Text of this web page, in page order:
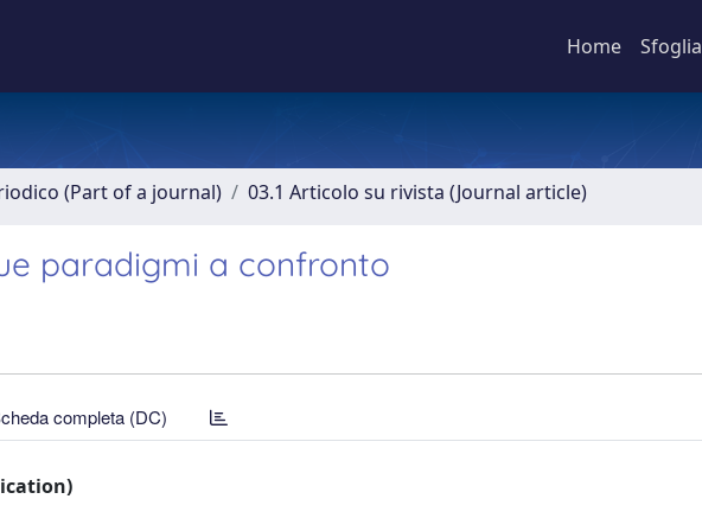
Home Sfoglia
(Part of a journal) 03.1 Articolo su rivista (Journal article)
paradigmi a confronto
completa (DC)